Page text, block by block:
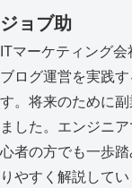
ジョブ助
ITマーケティング
ブログ運営を実践
す。将来のために
ました。エンジニ
心者の方でも一歩
りやすく解説してい